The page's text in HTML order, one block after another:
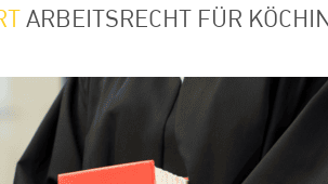
ARBEITSRECHT FÜR